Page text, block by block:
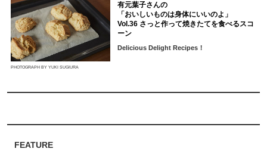
FEATURE
PHOTOGRAPH BY YUKI SUGIURA
有元葉子さんの
「おいしいものは身体にいいのよ」
Vol.36 さっと作って焼きたてを食べるスコ
ーン
Delicious Delight Recipes！